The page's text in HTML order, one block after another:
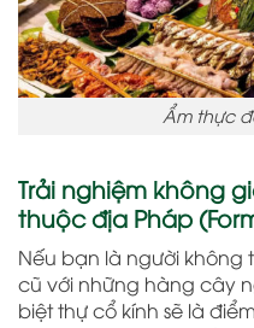
Ẩm thực
Trải nghiệm không
thuộc địa Pháp
Nếu bạn là người không
cũ với những hàng cây
biệt thự cổ kính sẽ là